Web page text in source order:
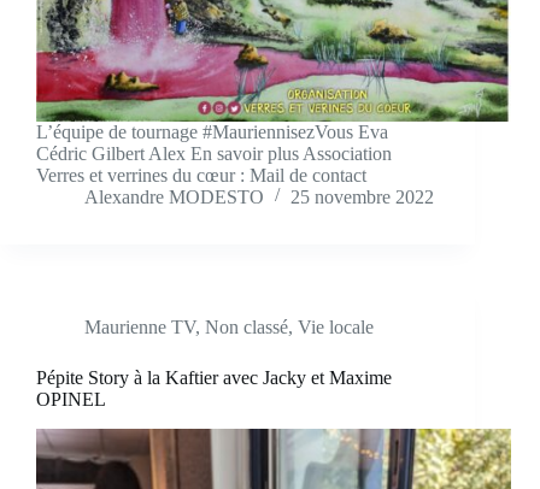
L’équipe de tournage #MauriennisezVous Eva
Cédric Gilbert Alex En savoir plus Association
Verres et verrines du cœur : Mail de contact
Alexandre MODESTO
25 novembre 2022
Maurienne TV, Non classé, Vie locale
Pépite Story à la Kaftier avec Jacky et Maxime
OPINEL